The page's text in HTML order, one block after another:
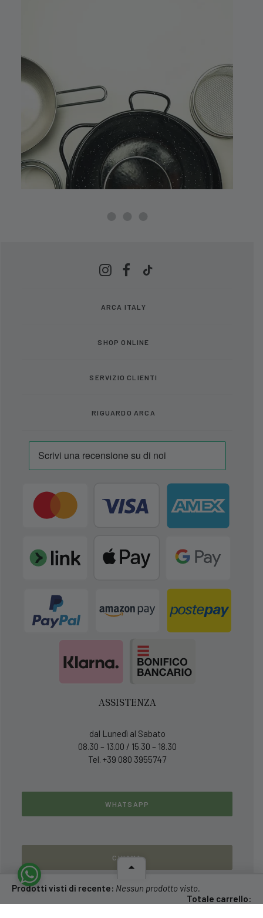
ARCA ITALY
SHOP ONLINE
SERVIZIO CLIENTI
RIGUARDO ARCA
ASSISTENZA
dal Lunedì al Sabato
08.30 – 13.00 / 15.30 – 18.30
Tel. +39 080 3955747
WHATSAPP
CHIAMA
Prodotti visti di recente: Nessun prodotto visto.
Totale carrello: